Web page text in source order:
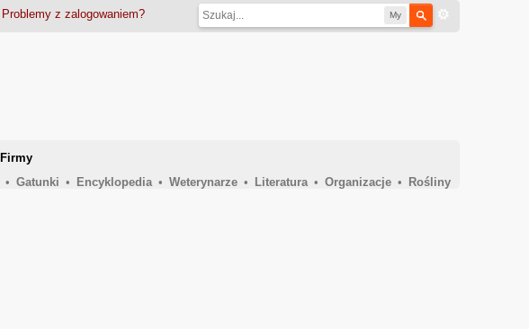
My
Problemy z zalogowaniem?
Firmy
• Gatunki • Encyklopedia • Weterynarze • Literatura • Organizacje •
Rośliny